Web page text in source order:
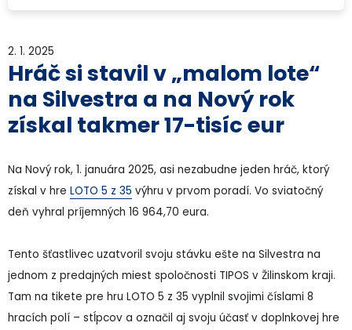
2. 1. 2025
Hráč si stavil v „malom lote“
na Silvestra a na Nový rok
získal takmer 17-tisíc eur
Na Nový rok, 1. januára 2025, asi nezabudne jeden hráč, ktorý
získal v hre LOTO 5 z 35 výhru v prvom poradí. Vo sviatočný
deň vyhral príjemných 16 964,70 eura.
Tento šťastlivec uzatvoril svoju stávku ešte na Silvestra na
jednom z predajných miest spoločnosti TIPOS v Žilinskom kraji.
Tam na tikete pre hru LOTO 5 z 35 vyplnil svojimi číslami 8
hracích polí – stĺpcov a označil aj svoju účasť v doplnkovej hre